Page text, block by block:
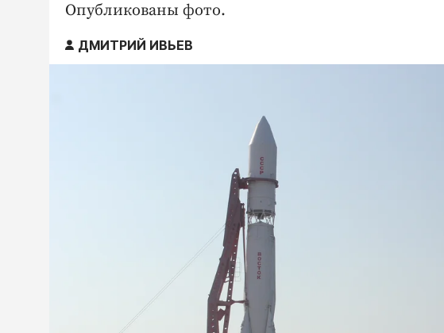
Опубликованы фото.
ДМИТРИЙ ИВЬЕВ